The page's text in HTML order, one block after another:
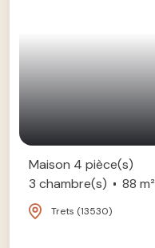
Maison 4 pièce(s)
3 chambre(s)
88 m²
Trets (13530)